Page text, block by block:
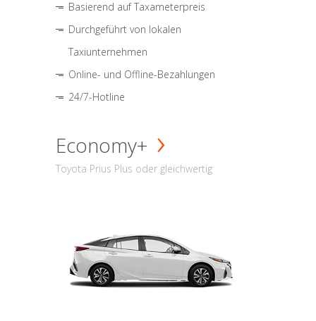
Basierend auf Taxameterpreis
Durchgeführt von lokalen
Taxiunternehmen
Online- und Offline-Bezahlungen
24/7-Hotline
Economy+
Toyota Prius Plus oder gleichwertig